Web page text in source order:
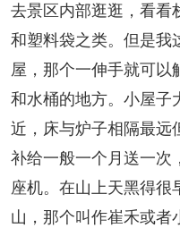
去景区内部逛逛，看看
和塑料袋之类。但是我
屋，那个一伸手就可以
和水桶的地方。小屋子
近，床与炉子相隔最远
补给一般一个月送一次
座机。在山上天黑得很
山，那个叫作崔禾或者